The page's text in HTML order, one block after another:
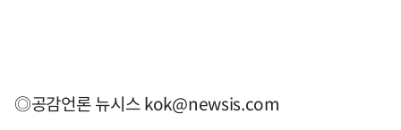
◎공감언론 뉴시스kok@newsis.com